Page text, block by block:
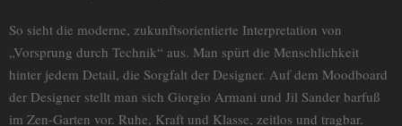
So sieht die moderne, zukunftsorientierte Interpretation von
„Vorsprung durch Technik“ aus. Man spürt die Menschlichkeit
hinter jedem Detail, die Sorgfalt der Designer. Auf dem Moodboard
der Designer stellt man sich Giorgio Armani und Jil Sander barfuß
im Zen-Garten vor. Ruhe, Kraft und Klasse, zeitlos und tragbar.